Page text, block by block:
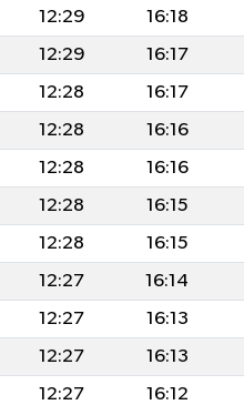
12:29 16:18
12:29 16:17
12:28 16:17
12:28 16:16
12:28 16:16
12:28 16:15
12:28 16:15
12:27 16:14
12:27 16:13
12:27 16:13
12:27 16:12